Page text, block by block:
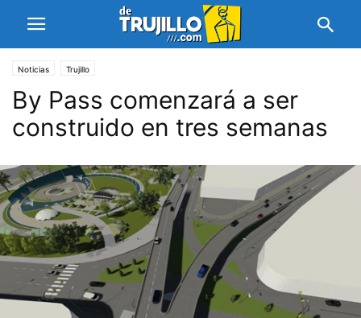
Noticias Trujillo
By Pass comenzará a ser
construido en tres semanas